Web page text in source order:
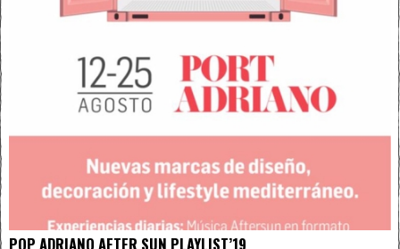
POP ADRIANO AFTER SUN PLAYLIST’19